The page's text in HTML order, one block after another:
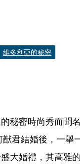
維多利亞的秘密
秘密時尚秀而聞名
君結婚後，一舉一
大婚禮，其高雅的